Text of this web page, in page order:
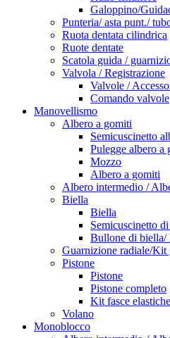
Galoppino/
Punteria/ asta punt./
Ruota dentata cilindrica
Ruote dentate
Scatola guida /
Valvola / Registrazione
Valvole /
Comando valvole
Manovellismo
Albero a gomiti
Semicuscinetto
Pulegge albero a
Mozzo
Albero a gomiti
Albero intermedio /
Biella
Biella
Semicuscinetto
Bullone di biella/
Guarnizione radiale/Kit
Pistone
Pistone
Pistone completo
Kit fasce
Volano
Monoblocco